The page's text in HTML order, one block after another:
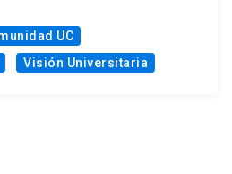
UC
Visión Universitaria